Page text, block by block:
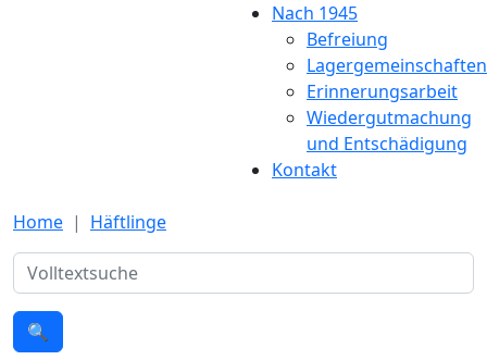
Nach 1945
Befreiung
Lagergemeinschaften
Erinnerungsarbeit
Wiedergutmachung
und Entschädigung
Kontakt
Home
Häftlinge
Suche
🔍